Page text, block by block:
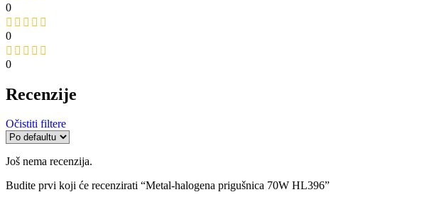
0
0
0
Recenzije
Očistiti filtere
Još nema recenzija.
Budite prvi koji će recenzirati “Metal-halogena prigušnica 70W HL396”